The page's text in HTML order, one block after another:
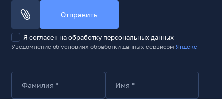
RTL
Комплект поставки
Накопитель, инструкция, радиатор
(предустановлен)
Отправить
Я согласен наобработку персональных данных
Уведомление об условиях обработки данных сервисом Яндекс
Фамилия * Имя *